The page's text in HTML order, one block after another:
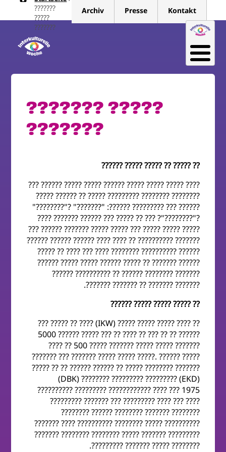
Direkt
???????
?????
???????
Archiv Presse Kontakt
??????? ?????
???????
?? ????? ?? ????? ????? ??????
???? ????? ????? ????? ?????? ????? ????? ?????? ???
???????? ???????? ????????? ????? ?? ?????? ?????
?????? ??? ????????? ??????: "???????" ?"????????"
?"????????"? ??? ?? ????? ??? ?????? ??????? ????
????? ????? ????? ??? ????? ????? ??????? ?????? ???
??????? ?????????? ?? ???? ???? ?????? ?????? ??????
?????? ?????????? ???????? ???? ??? ???? ?? ?????
?????? ??????? ?? ????? ?????? ????? ????? ??????
??????? ???????? ?????? ?? ?????????? ??????
??????? ??????? ?? ??????? ???????.
?? ????? ????? ????? ??????
?? ???? ????? ????? ????? (IKW) ???? ?? ????? ???
?????? ?? ?? ??? ?? ???? ?? 5000 ?????? ????? ???
???? ?? 500 ????? ??????? ????? ????? ???????
??????? ??? ??????? ????? ????? ?????. ?????? ?????
????? ?? ?? ?????? ?????? ?? ????? ???????? ???????
(DBK) ???????? ????????? ????????? (EKD)
?????????? ????????? ???????????? ???? ??? 1975
???? ??? ???? ????????? ??? ??????? ?????????
???????? ??????? ???????? ?????? ????????
?????????? ????? ???????? ?????????? ???? ???????
????????? ??????? ????? ???????? ???????? ???????
???????? ????? ??????? ?????????.